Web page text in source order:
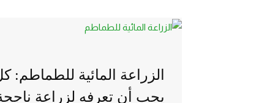
الزراعة المائية للطماطم:
يجب أن تعرفه لزراعة